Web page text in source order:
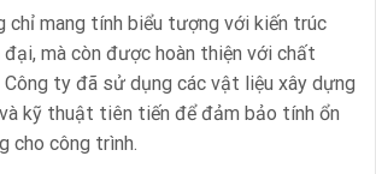
chỉ mang tính biểu tượng với kiến trúc
mà còn được hoàn thiện với chất
ty đã sử dụng các vật liệu xây dựng
kỹ thuật tiên tiến để đảm bảo tính ổn
cho công trình.